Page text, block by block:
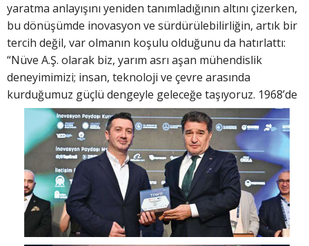
yaratma anlayışını yeniden tanımladığının altını çizerken,
bu dönüşümde inovasyon ve sürdürülebilirliğin, artık bir
tercih değil, var olmanın koşulu olduğunu da hatırlattı:
“Nüve A.Ş. olarak biz, yarım asrı aşan mühendislik
deneyimimizi; insan, teknoloji ve çevre arasında
kurduğumuz güçlü dengeyle geleceğe taşıyoruz. 1968’de